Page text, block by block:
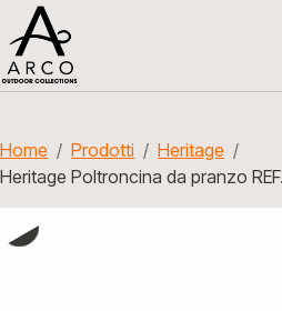
Home Prodotti
Heritage
Heritage Poltroncina da pranzo REF.